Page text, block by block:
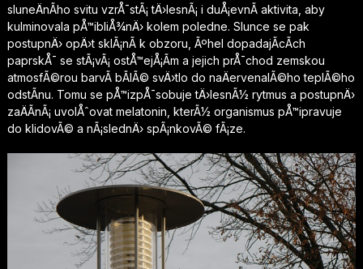
sluneÄnÃ­ho svitu vzrÅ¯stÃ¡ tÄ›lesnÃ¡ i duÅ¡evnÃ­ aktivita, aby
kulminovala pÅ™ibliÅ¾nÄ› kolem poledne. Slunce se pak
postupnÄ› opÄ›t sklÃ¡nÃ­ k obzoru, Ãºhel dopadajÃ­cÃ­ch
paprskÅ¯ se stÃ¡vÃ¡ ostÅ™ejÅ¡Ã­m a jejich prÅ¯chod zemskou
atmosfÃ©rou barvÃ­ bÃ­lÃ© svÄ›tlo do naÄervenalÃ©ho teplÃ©ho
odstÃ­nu. Tomu se pÅ™izpÅ¯sobuje tÄ›lesnÃ½ rytmus a postupnÄ›
zaÄÃ­nÃ¡ uvolÅˆovat melatonin, kterÃ½ organismus pÅ™ipravuje
do klidovÃ© a nÃ¡slednÄ› spÃ¡nkovÃ© fÃ¡ze.